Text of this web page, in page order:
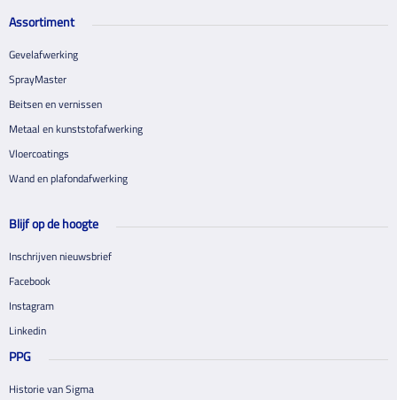
Assortiment
Gevelafwerking
SprayMaster
Beitsen en vernissen
Metaal en kunststofafwerking
Vloercoatings
Wand en plafondafwerking
Blijf op de hoogte
Inschrijven nieuwsbrief
Facebook
Instagram
Linkedin
PPG
Historie van Sigma